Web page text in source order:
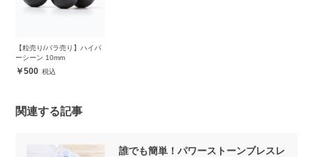
【粒売り/バラ売り】ハイパ
ーシーン 10mm
500
関連する記事
誰でも簡単！パワーストーンブレスレ